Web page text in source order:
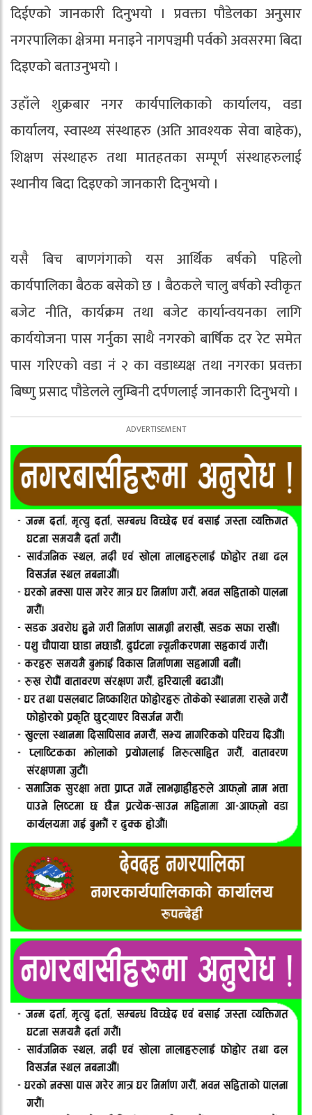
दिईएको जानकारी दिनुभयो । प्रवक्ता पौडेलका अनुसार
नगरपालिका क्षेत्रमा मनाइने नागपञ्चमी पर्वको अवसरमा बिदा
दिइएको बताउनुभयो ।
उहाँले शुक्रबार नगर कार्यपालिकाको कार्यालय, वडा
कार्यालय, स्वास्थ्य संस्थाहरु (अति आवश्यक सेवा बाहेक),
शिक्षण संस्थाहरु तथा मातहतका सम्पूर्ण संस्थाहरुलाई
स्थानीय बिदा दिइएको जानकारी दिनुभयो ।
यसै बिच बाणगंगाको यस आर्थिक बर्षको पहिलो
कार्यपालिका बैठक बसेको छ । बैठकले चालु बर्षको स्वीकृत
बजेट नीति, कार्यक्रम तथा बजेट कार्यान्वयनका लागि
कार्ययोजना पास गर्नुका साथै नगरको बार्षिक दर रेट समेत
पास गरिएको वडा नंं २ का वडाध्यक्ष तथा नगरका प्रवक्ता
बिष्णु प्रसाद पौडेलले लुम्बिनी दर्पणलाई जानकारी दिनुभयो ।